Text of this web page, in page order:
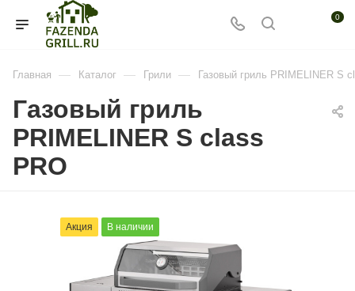
0
Главная — Каталог — Грили — Газовый гриль PRIMELINER S
Газовый гриль
PRIMELINER S class
PRO
Акция В наличии